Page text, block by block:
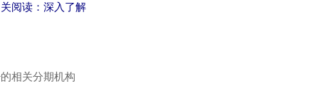
阅读： 深入了解
相关分期机构